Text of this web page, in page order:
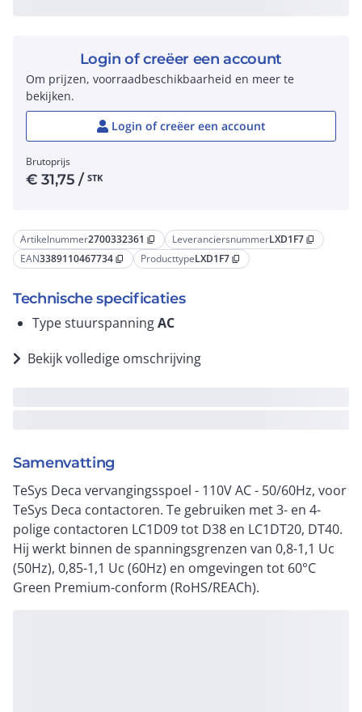
Artikelnummer2700332361 content_copy LeveranciersnummerLXD1F7 content_copy
EAN3389110467734 content_copy ProducttypeLXD1F7 content_copy
Technische specificaties
Type stuurspanningAC
Bekijk volledige omschrijving
Samenvatting
TeSys Deca vervangingsspoel - 110V AC - 50/60Hz, voor
TeSys Deca contactoren. Te gebruiken met 3- en 4-
polige contactoren LC1D09 tot D38 en LC1DT20, DT40.
Hij werkt binnen de spanningsgrenzen van 0,8-1,1 Uc
(50Hz), 0,85-1,1 Uc (60Hz) en omgevingen tot 60°C
Green Premium-conform (RoHS/REACh).
Login of creëer een account
Om prijzen, voorraadbeschikbaarheid en meer te
bekijken.
Login of creëer een account
Brutoprijs
€31,75 / STK